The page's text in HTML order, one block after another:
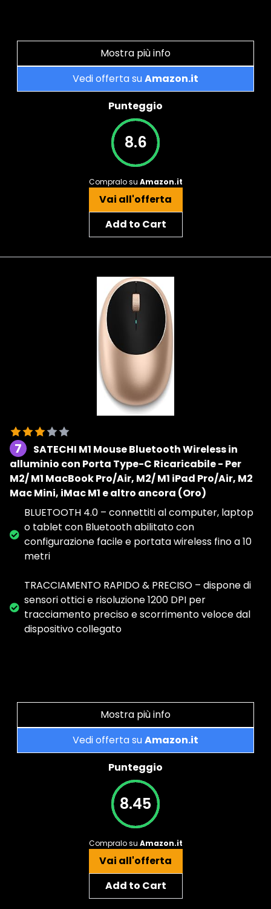
Mostra più info
Vedi offerta suAmazon.it
Punteggio
8.6
Compralo su Amazon.it
Vai all'offerta
Add to Cart
7
SATECHI M1 Mouse Bluetooth Wireless in
alluminio con Porta Type-C Ricaricabile - Per
M2/ M1 MacBook Pro/Air, M2/ M1 iPad Pro/Air, M2
Mac Mini, iMac M1 e altro ancora (Oro)
BLUETOOTH 4.0 – connettiti al computer, laptop
o tablet con Bluetooth abilitato con
configurazione facile e portata wireless fino a 10
metri
TRACCIAMENTO RAPIDO & PRECISO – dispone di
sensori ottici e risoluzione 1200 DPI per
tracciamento preciso e scorrimento veloce dal
dispositivo collegato
Mostra più info
Vedi offerta suAmazon.it
Punteggio
8.45
Compralo su Amazon.it
Vai all'offerta
Add to Cart